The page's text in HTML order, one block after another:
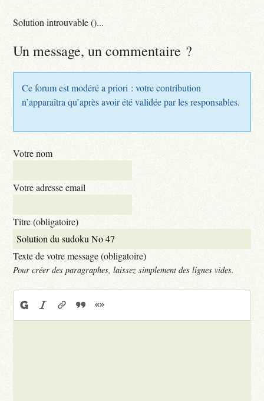
Solution introuvable ()...
Un message, un commentaire ?
Ce forum est modéré a priori : votre contribution
n’apparaîtra qu’après avoir été validée par les responsables.
Votre nom
Votre adresse email
Titre (obligatoire)
Texte de votre message (obligatoire)
Pour créer des paragraphes, laissez simplement des lignes vides.